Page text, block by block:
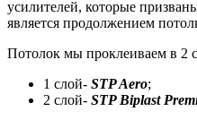
усилителей, которые
является продолжением
Потолок мы проклеиваем в 2
1 слой- STP Aero;
2 слой- STP Biplast